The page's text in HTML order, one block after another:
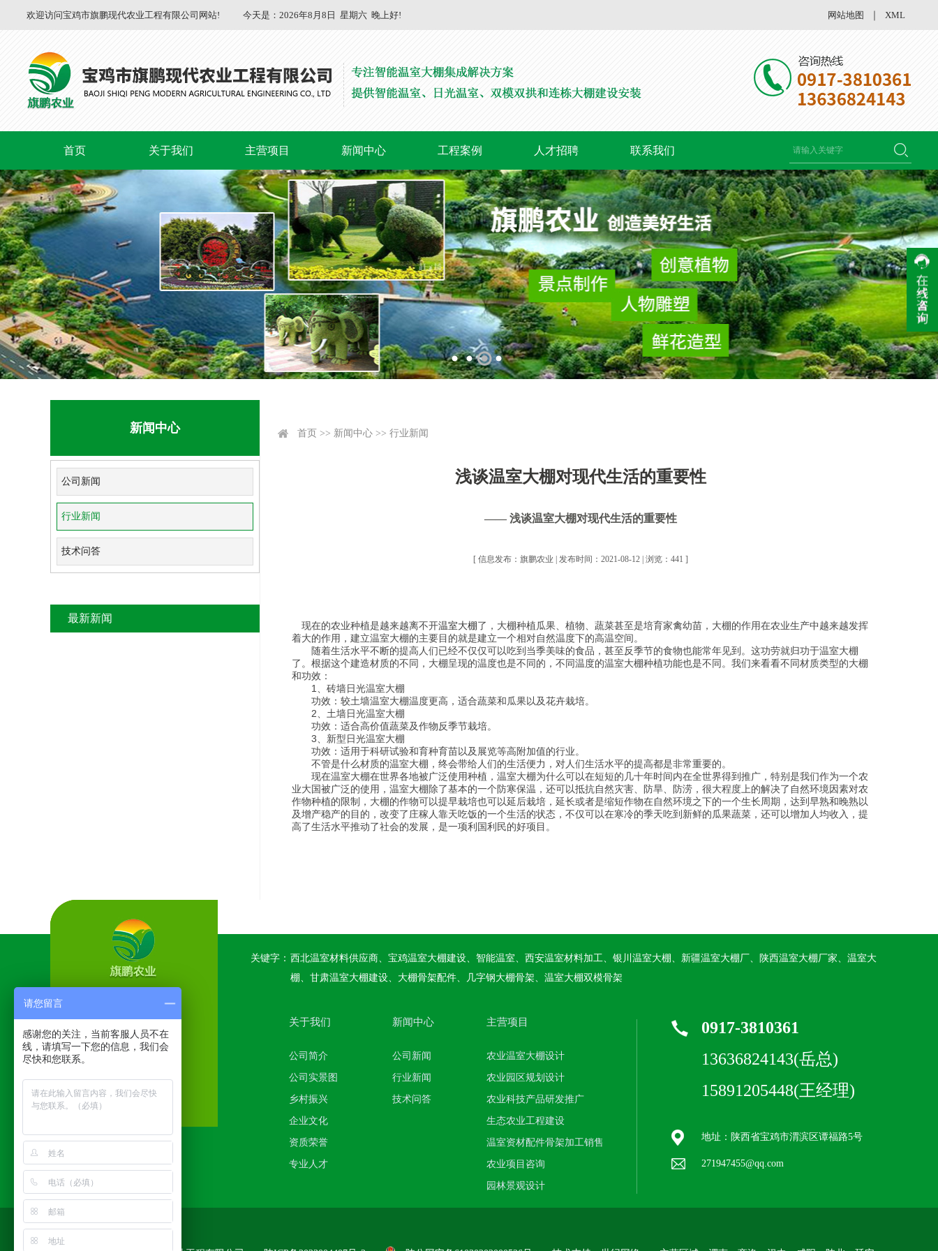
欢迎访问宝鸡市旗鹏现代农业工程有限公司网站! 今天是： 2026年8月8日 星期六 晚上好! 网站地图 XML
首页 关于我们 主营项目 新闻中心 工程案例 人才招聘 联系我们
新闻中心
公司新闻
行业新闻
技术问答
最新新闻
首页 >> 新闻中心 >> 行业新闻
浅谈温室大棚对现代生活的重要性
—— 浅谈温室大棚对现代生活的重要性
[ 信息发布：旗鹏农业 | 发布时间：2021-08-12 | 浏览：441 ]
现在的农业种植是越来越离不开温室大棚了，大棚种植瓜果、植物、蔬菜甚至是培育家禽幼苗，大棚的作用在农业生产中越来越发挥
着大的作用，建立温室大棚的主要目的就是建立一个相对自然温度下的高温空间。
随着生活水平不断的提高人们已经不仅仅可以吃到当季美味的食品，甚至反季节的食物也能常年见到。这功劳就归功于温室大棚
了。根据这个建造材质的不同，大棚呈现的温度也是不同的，不同温度的温室大棚种植功能也是不同。我们来看看不同材质类型的大棚
和功效：
1、砖墙日光温室大棚
功效：较土墙温室大棚温度更高，适合蔬菜和瓜果以及花卉栽培。
2、土墙日光温室大棚
功效：适合高价值蔬菜及作物反季节栽培。
3、新型日光温室大棚
功效：适用于科研试验和育种育苗以及展览等高附加值的行业。
不管是什么材质的温室大棚，终会带给人们的生活便力，对人们生活水平的提高都是非常重要的。
现在温室大棚在世界各地被广泛使用种植，温室大棚为什么可以在短短的几十年时间内在全世界得到推广，特别是我们作为一个农
业大国被广泛的使用，温室大棚除了基本的一个防寒保温，还可以抵抗自然灾害、防旱、防涝，很大程度上的解决了自然环境因素对农
作物种植的限制，大棚的作物可以提早栽培也可以延后栽培，延长或者是缩短作物在自然环境之下的一个生长周期，达到早熟和晚熟以
及增产稳产的目的，改变了庄稼人靠天吃饭的一个生活的状态，不仅可以在寒冷的季天吃到新鲜的瓜果蔬菜，还可以增加人均收入，提
高了生活水平推动了社会的发展，是一项利国利民的好项目。
关键字： 西北温室材料供应商、宝鸡温室大棚建设、智能温室、西安温室材料加工、银川温室大棚、新疆温室大棚厂、陕西温室大棚厂家、温室大
棚、甘肃温室大棚建设、大棚骨架配件、几字钢大棚骨架、温室大棚双模骨架
关于我们
公司简介
公司实景图
乡村振兴
企业文化
资质荣誉
专业人才
新闻中心
公司新闻
行业新闻
技术问答
主营项目
农业温室大棚设计
农业园区规划设计
农业科技产品研发推广
生态农业工程建设
温室资材配件骨架加工销售
农业项目咨询
园林景观设计
0917-3810361
13636824143(岳总)
15891205448(王经理)
地址：陕西省宝鸡市渭滨区谭福路5号
271947455@qq.com
请您留言
感谢您的关注，当前客服人员不在
线，请填写一下您的信息，我们会
尽快和您联系。